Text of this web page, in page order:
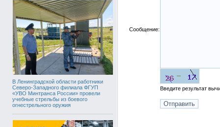
В Ленинградской области работники
Северо-Западного филиала ФГУП
«УВО Минтранса России» провели
учебные стрельбы из боевого
огнестрельного оружия
Сообщение:
Введите результат